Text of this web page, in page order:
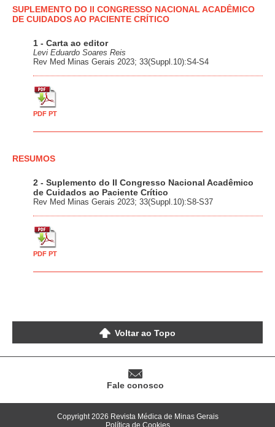
SUPLEMENTO DO II CONGRESSO NACIONAL ACADÊMICO
DE CUIDADOS AO PACIENTE CRÍTICO
1 - Carta ao editor
Levi Eduardo Soares Reis
Rev Med Minas Gerais 2023; 33(Suppl.10):S4-S4
PDF PT
RESUMOS
2 - Suplemento do II Congresso Nacional Acadêmico
de Cuidados ao Paciente Crítico
Rev Med Minas Gerais 2023; 33(Suppl.10):S8-S37
PDF PT
Voltar ao Topo
Fale conosco
Copyright 2026 Revista Médica de Minas Gerais
Política de Cookies